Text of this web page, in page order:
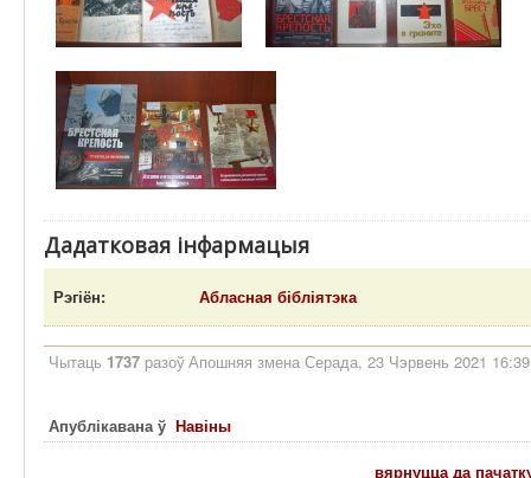
Дадатковая інфармацыя
Рэгіён: Абласная бібліятэка
Чытаць 1737 разоўАпошняя змена Серада, 23 Чэрвень 2021 16:39
Апублікавана ў Навіны
вярнуцца да